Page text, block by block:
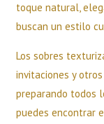
toque natural,
buscan un estilo
Los sobres
invitaciones y
preparando todos
puedes encontrar